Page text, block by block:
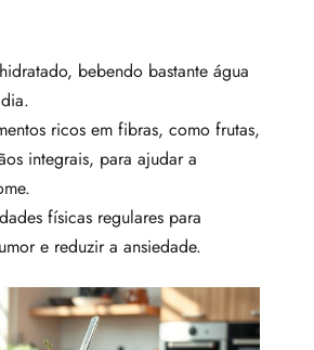
bebendo bastante água
ricos em fibras, como frutas,
integrais, para ajudar a
físicas regulares para
e reduzir a ansiedade.